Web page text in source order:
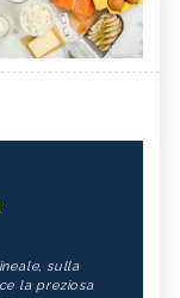
sulla
la preziosa